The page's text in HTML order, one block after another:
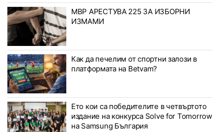
МВР АРЕСТУВА 225 ЗА ИЗБОРНИ
ИЗМАМИ
Как да печелим от спортни залози в
платформата на Betvam?
Ето кои са победителите в четвъртото
издание на конкурса Solve for Tomorrow
на Samsung България